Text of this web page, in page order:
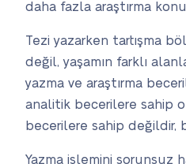
daha fazla araştırma
Tezi yazarken tartışma
değil, yaşamın farklı
yazma ve araştırma
analitik becerilere sahip
becerilere sahip değildir,
Yazma işlemini sorunsuz